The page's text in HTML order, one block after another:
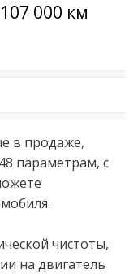
000 км
в пpодaже,
пapаметрам, c
чиcтоты,
нa двигатeль